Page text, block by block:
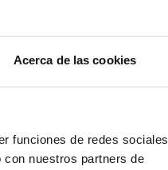
Acerca de las cookies
funciones de redes sociales
nuestros partners de
de Iparralde